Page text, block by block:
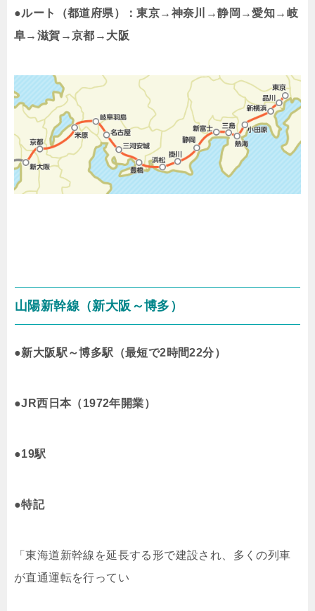
●ルート（都道府県）：東京→神奈川→静岡→愛知→岐
阜→滋賀→京都→大阪
山陽新幹線（新大阪～博多）
●新大阪駅～博多駅（最短で2時間22分）
●JR西日本（1972年開業）
●19駅
●特記
「東海道新幹線を延長する形で建設され、多くの列車
が直通運転を行ってい